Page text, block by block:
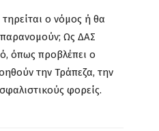
ο νόμος ή θα
Ως ΔΑΣ
όπως προβλέπει ο
την Τράπεζα, την
φορείς.